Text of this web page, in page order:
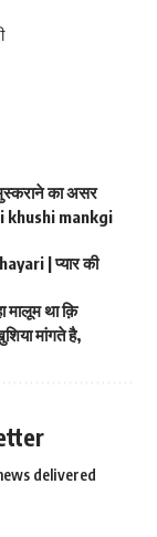
का असर
khushi mankgi
| प्यार की
था क़ि
मांगते है,
delivered